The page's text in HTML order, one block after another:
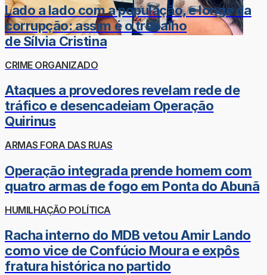
Lado a lado com a população, e longe da
corrupção: assim é o trabalho
de Sílvia Cristina
CRIME ORGANIZADO
Ataques a provedores revelam rede de
tráfico e desencadeiam Operação
Quirinus
ARMAS FORA DAS RUAS
Operação integrada prende homem com
quatro armas de fogo em Ponta do Abunã
HUMILHAÇÃO POLÍTICA
Racha interno do MDB vetou Amir Lando
como vice de Confúcio Moura e expôs
fratura histórica no partido